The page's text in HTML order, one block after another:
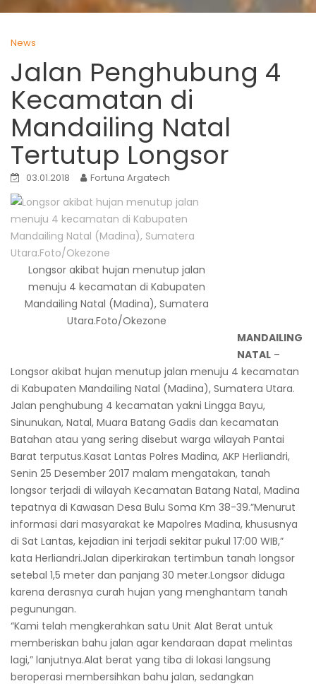
News
Jalan Penghubung 4
Kecamatan di
Mandailing Natal
Tertutup Longsor
03.01.2018 Fortuna Argatech
Longsor akibat hujan menutup jalan
menuju 4 kecamatan di Kabupaten
Mandailing Natal (Madina), Sumatera
Utara.Foto/Okezone
MANDAILING
NATAL –
Longsor akibat hujan menutup jalan menuju 4 kecamatan
di Kabupaten Mandailing Natal (Madina), Sumatera Utara.
Jalan penghubung 4 kecamatan yakni Lingga Bayu,
Sinunukan, Natal, Muara Batang Gadis dan kecamatan
Batahan atau yang sering disebut warga wilayah Pantai
Barat terputus.Kasat Lantas Polres Madina, AKP Herliandri,
Senin 25 Desember 2017 malam mengatakan, tanah
longsor terjadi di wilayah Kecamatan Batang Natal, Madina
tepatnya di Kawasan Desa Bulu Soma Km 38-39.”Menurut
informasi dari masyarakat ke Mapolres Madina, khususnya
di Sat Lantas, kejadian ini terjadi sekitar pukul 17:00 WIB,”
kata Herliandri.Jalan diperkirakan tertimbun tanah longsor
setebal 1,5 meter dan panjang 30 meter.Longsor diduga
karena derasnya curah hujan yang menghantam tanah
pegunungan.
“Kami telah mengkerahkan satu Unit Alat Berat untuk
memberiskan bahu jalan agar kendaraan dapat melintas
lagi,” lanjutnya.Alat berat yang tiba di lokasi langsung
beroperasi membersihkan bahu jalan, sedangkan